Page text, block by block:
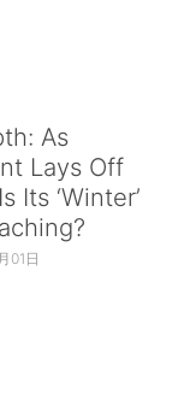
As
Lays Off
Its ‘Winter’
01日